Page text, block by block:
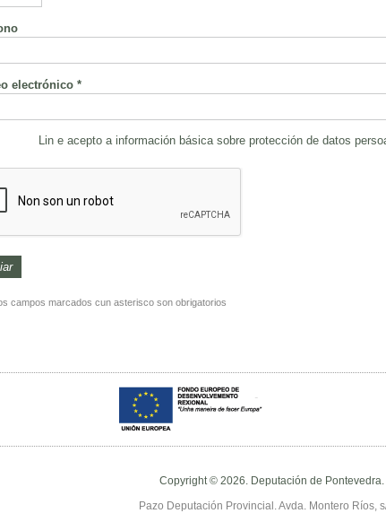
electrónico *
Lin e acepto a información básica sobreprotección de datos
campos marcados cun asterisco son obrigatorios
Copyright © 2026. Deputación de
Pazo Deputación Provincial. Avda. Montero Ríos,